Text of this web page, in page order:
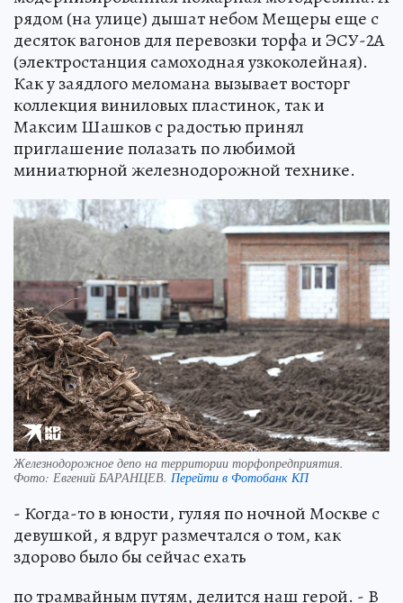
рядом (на улице) дышат небом Мещеры еще с
десяток вагонов для перевозки торфа и ЭСУ-2А
(электростанция самоходная узкоколейная).
Как у заядлого меломана вызывает восторг
коллекция виниловых пластинок, так и
Максим Шашков с радостью принял
приглашение полазать по любимой
миниатюрной железнодорожной технике.
Железнодорожное депо на территории торфопредприятия.
Фото: Евгений БАРАНЦЕВ. Перейти в Фотобанк КП
- Когда-то в юности, гуляя по ночной Москве с
девушкой, я вдруг размечтался о том, как
здорово было бы сейчас ехать
по трамвайным путям, делится наш герой. - В